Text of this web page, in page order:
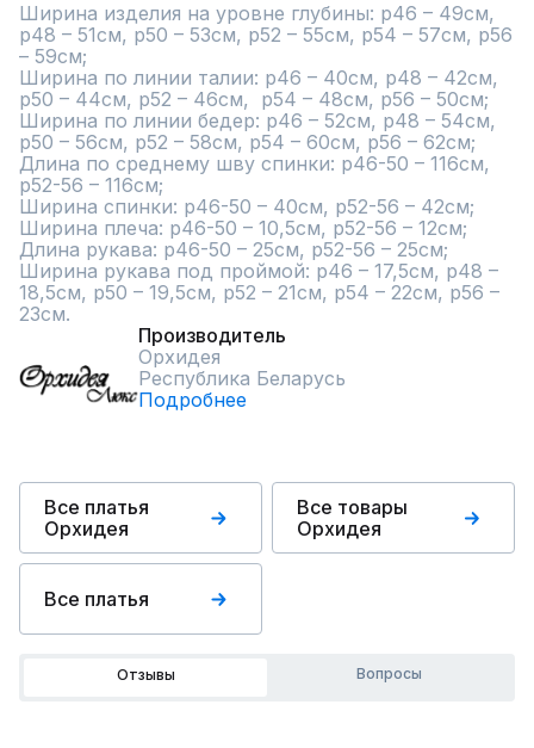
Ширина изделия на уровне глубины: р46 – 49см,
р48 – 51см, р50 – 53см, р52 – 55см, р54 – 57см, р56
– 59см;
Ширина по линии талии: р46 – 40см, р48 – 42см,
р50 – 44см, р52 – 46см,  р54 – 48см, р56 – 50см;
Ширина по линии бедер: р46 – 52см, р48 – 54см,
р50 – 56см, р52 – 58см, р54 – 60см, р56 – 62см;
Длина по среднему шву спинки: р46-50 – 116см,
р52-56 – 116см;
Ширина спинки: р46-50 – 40см, р52-56 – 42см;
Ширина плеча: р46-50 – 10,5см, р52-56 – 12см;
Длина рукава: р46-50 – 25см, р52-56 – 25см;
Ширина рукава под проймой: р46 – 17,5см, р48 –
18,5см, р50 – 19,5см, р52 – 21см, р54 – 22см, р56 –
23см.
Производитель
Орхидея
Республика Беларусь
Подробнее
Все платья
Орхидея
Все товары
Орхидея
Все платья
Отзывы Вопросы